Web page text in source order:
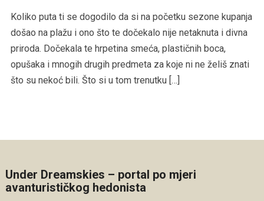
Koliko puta ti se dogodilo da si na početku sezone kupanja
došao na plažu i ono što te dočekalo nije netaknuta i divna
priroda. Dočekala te hrpetina smeća, plastičnih boca,
opušaka i mnogih drugih predmeta za koje ni ne želiš znati
što su nekoć bili. Što si u tom trenutku […]
Under Dreamskies – portal po mjeri
avanturističkog hedonista